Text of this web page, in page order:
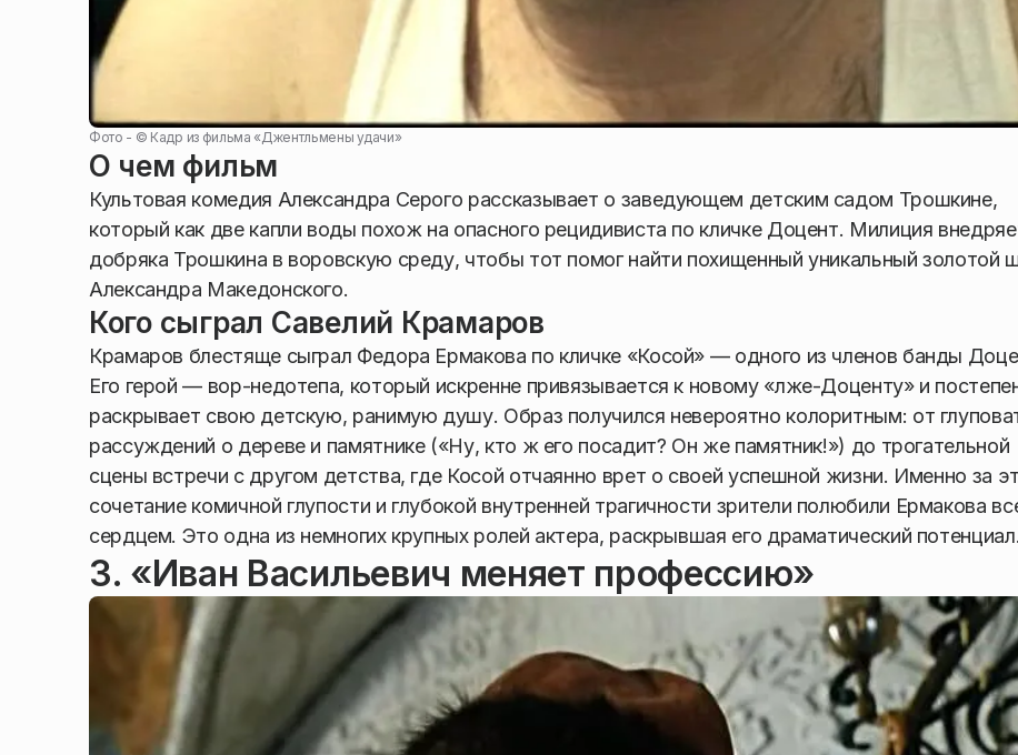
Фото - © Кадр из фильма «Джентльмены удачи»
О чем фильм
Культовая комедия Александра Серого рассказывает о заведующем детским садом Трошкине,
который как две капли воды похож на опасного рецидивиста по кличке Доцент. Милиция
добряка Трошкина в воровскую среду, чтобы тот помог найти похищенный уникальный золотой
Александра Македонского.
Кого сыграл Савелий Крамаров
Крамаров блестяще сыграл Федора Ермакова по кличке «Косой» — одного из членов банды
Его герой — вор-недотепа, который искренне привязывается к новому «лже-Доценту» и
раскрывает свою детскую, ранимую душу. Образ получился невероятно колоритным: от
рассуждений о дереве и памятнике («Ну, кто ж его посадит? Он же памятник!») до трогательной
сцены встречи с другом детства, где Косой отчаянно врет о своей успешной жизни. Именно за
сочетание комичной глупости и глубокой внутренней трагичности зрители полюбили Ермакова
сердцем. Это одна из немногих крупных ролей актера, раскрывшая его драматический потенциал.
3. «Иван Васильевич меняет профессию»